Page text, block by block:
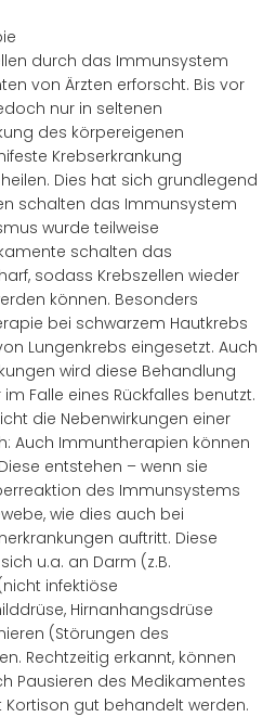
durch das Immunsystem
von Ärzten erforscht. Bis vor
nur in seltenen
des körpereigenen
Krebserkrankung
Dies hat sich grundlegend
schalten das Immunsystem
wurde teilweise
schalten das
sodass Krebszellen wieder
können. Besonders
bei schwarzem Hautkrebs
Lungenkrebs eingesetzt. Auch
wird diese Behandlung
Falle eines Rückfalles benutzt.
die Nebenwirkungen einer
Auch Immuntherapien können
entstehen – wenn sie
des Immunsystems
wie dies auch bei
auftritt. Diese
u.a. an Darm (z.B.
infektiöse
Hirnanhangsdrüse
(Störungen des
Rechtzeitig erkannt, können
Pausieren des Medikamentes
gut behandelt werden.